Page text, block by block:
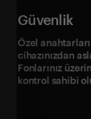
Güvenlik
Özel
cihazınızdan
Fonlarınız
kontrol sahibi